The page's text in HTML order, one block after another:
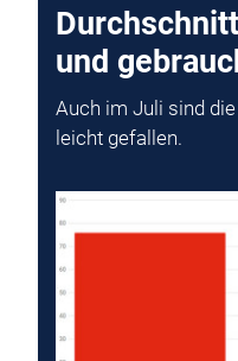
und
Auch im Juli sind
leicht gefallen.